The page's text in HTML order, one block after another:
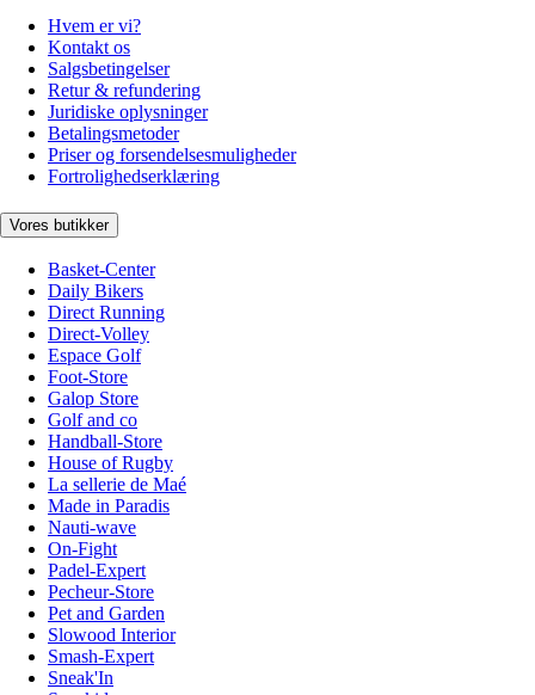
Hvem er vi?
Kontakt os
Salgsbetingelser
Retur & refundering
Juridiske oplysninger
Betalingsmetoder
Priser og forsendelsesmuligheder
Fortrolighedserklæring
Vores butikker
Basket-Center
Daily Bikers
Direct Running
Direct-Volley
Espace Golf
Foot-Store
Galop Store
Golf and co
Handball-Store
House of Rugby
La sellerie de Maé
Made in Paradis
Nauti-wave
On-Fight
Padel-Expert
Pecheur-Store
Pet and Garden
Slowood Interior
Smash-Expert
Sneak'In